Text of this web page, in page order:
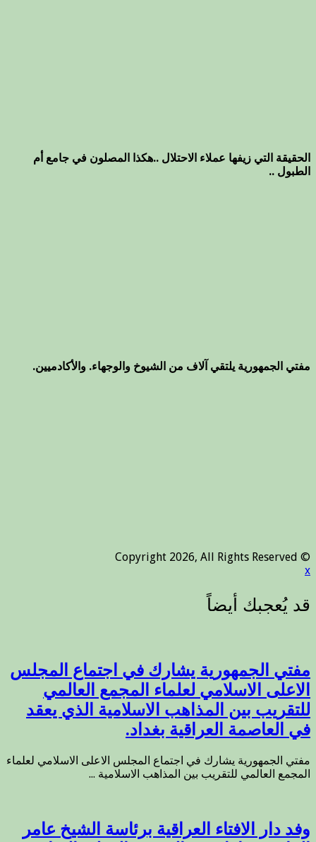
الحقيقة التي زيفها عملاء الاحتلال ..هكذا المصلون في جامع أم
الطبول ..
مفتي الجمهورية يلتقي آلاف من الشيوخ والوجهاء. والأكادميين.
© Copyright 2026, All Rights Reserved
x
مفتي الجمهورية يشارك في اجتماع المجلس
الاعلى الاسلامي لعلماء المجمع العالمي
للتقريب بين المذاهب الاسلامية الذي يعقد
في العاصمة العراقية بغداد.
مفتي الجمهورية يشارك في اجتماع المجلس الاعلى الاسلامي لعلماء
المجمع العالمي للتقريب بين المذاهب الاسلامية ...
وفد دار الافتاء العراقية برئاسة الشيخ عامر